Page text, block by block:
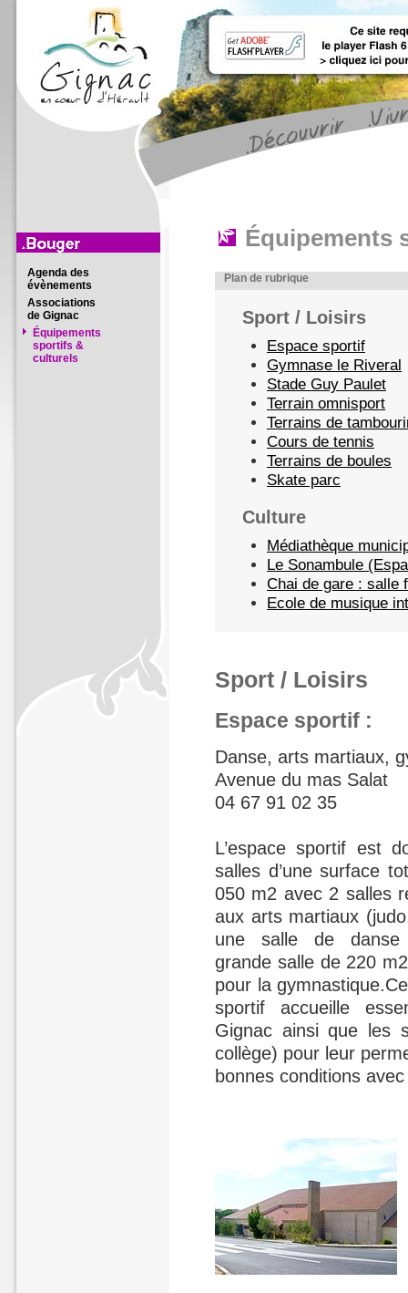
Agenda des
évènements
Associations
de Gignac
Équipements
sportifs &
culturels
Équipements
Plan de rubrique
Sport / Loisirs
Espace sportif
Gymnase le Riveral
Stade Guy Paulet
Terrain omnisport
Terrains de
Cours de tennis
Terrains de boules
Skate parc
Culture
Médiathèque
Le Sonambule
Chai de gare : salle
Ecole de musique
Sport / Loisirs
Espace sportif :
Danse, arts martiaux,
Avenue du mas Salat
04 67 91 02 35
L’espace sportif est
salles d’une surface
050 m2 avec 2 salles
aux arts martiaux
une salle de
grande salle de 220
pour la
sportif accueille
Gignac ainsi que les
collège) pour leur
bonnes conditions